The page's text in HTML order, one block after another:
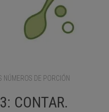
NÚMEROS DE PORCIÓN
CONTAR.